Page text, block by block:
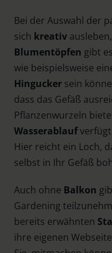
Bei der Auswahl der
sich kreativ
Blumentöpfen gibt
wie beispielsweise
Hingucker sein
dass das Gefäß
Pflanzenwurzeln
Wasserablauf
Hier reicht ein Loch,
selbst in Ihr Gefäß
Auch ohne Balkon
Gardening
bereits erwähnten
ihre eigenen